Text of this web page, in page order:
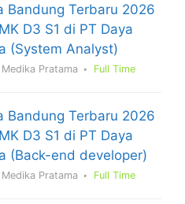
Bandung Terbaru 2026
D3 S1 di PT Daya
(System Analyst)
Pratama Full Time
Bandung Terbaru 2026
D3 S1 di PT Daya
(Back-end developer)
Pratama Full Time